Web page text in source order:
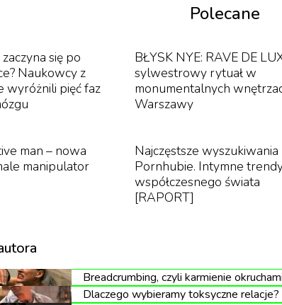
Polecane
się po
Naukowcy z
wyróżnili pięć faz
BŁYSK NYE: RAVE DE
sylwestrowy rytuał w
monumentalnych
Warszawy
man – nowa
manipulator
Najczęstsze wyszukiwania
Pornhubie. Intymne
współczesnego świata
[RAPORT]
Breadcrumbing, czyli karmienie
Dlaczego wybieramy toksyczne relacje?